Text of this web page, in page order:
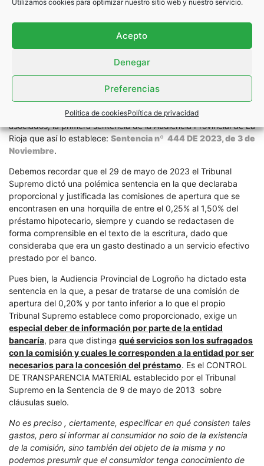
Utilizamos cookies para optimizar nuestro sitio web y nuestro servicio.
Acepto
Denegar
Preferencias
Política de cookiesPolítica de privacidad
estar redactada en términos claros y precisos, y de forma
Por ello, recomendamos que los consumidores reclamen la
devolución de la COMISION DE APERTURA porque es
prácticamente imposible que un banco demuestre que ha
realizado unos estudios de solvencia distintos a los inherentes a
cualquier contrato de préstamo de elevados importes. Y de
hecho, recientemente hemos logrado para uno de nuestros
asociados, la primera sentencia de la Audiencia Provincial de La
Rioja que así lo establece: Sentencia nº 444 DE 2023, de 3 de
Noviembre.
Debemos recordar que el 29 de mayo de 2023 el Tribunal
Supremo dictó una polémica sentencia en la que declaraba
proporcional y justificada las comisiones de apertura que se
encontrasen en una horquilla de entre el 0,25% al 1,50% del
préstamo hipotecario, siempre y cuando se redactasen de
forma comprensible en el texto de la escritura, dado que
consideraba que era un gasto destinado a un servicio efectivo
prestado por el banco.
Pues bien, la Audiencia Provincial de Logroño ha dictado esta
sentencia en la que, a pesar de tratarse de una comisión de
apertura del 0,20% y por tanto inferior a lo que el propio
Tribunal Supremo establece como proporcionado, exige un
especial deber de información por parte de la entidad
bancaría, para que distinga qué servicios son los sufragados
con la comisión y cuales le corresponden a la entidad por ser
necesarios para la concesión del préstamo. Es el CONTROL
DE TRANSPARENCIA MATERIAL establecido por el Tribunal
Supremo en la Sentencia de 9 de mayo de 2013 sobre
cláusulas suelo.
No es preciso , ciertamente, especificar en qué consisten tales
gastos, pero sí informar al consumidor no solo de la existencia
de la comisión, sino también del objeto de la misma y no
podemos presumir que el consumidor tenga conocimiento de